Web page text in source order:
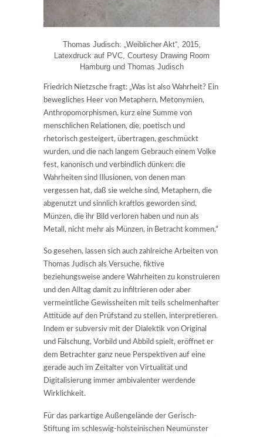
Thomas Judisch: „Weiblicher Akt“, 2015,
Latexdruck auf PVC, Courtesy Drawing Room
Hamburg und Thomas Judisch
Friedrich Nietzsche fragt: „Was ist also Wahrheit? Ein
bewegliches Heer von Metaphern, Metonymien,
Anthropomorphismen, kurz eine Summe von
menschlichen Relationen, die, poetisch und
rhetorisch gesteigert, übertragen, geschmückt
wurden, und die nach langem Gebrauch einem Volke
fest, kanonisch und verbindlich dünken: die
Wahrheiten sind Illusionen, von denen man
vergessen hat, daß sie welche sind, Metaphern, die
abgenutzt und sinnlich kraftlos geworden sind,
Münzen, die ihr Bild verloren haben und nun als
Metall, nicht mehr als Münzen, in Betracht kommen.“
So gesehen, lassen sich auch zahlreiche Arbeiten von
Thomas Judisch als Versuche, fiktive
beziehungsweise andere Wahrheiten zu konstruieren
und den Alltag damit zu infiltrieren oder aber
vermeintliche Gewissheiten mit teils schelmenhafter
Attitüde auf den Prüfstand zu stellen, interpretieren.
Indem er subversiv mit der Dialektik von Original
und Fälschung, Vorbild und Abbild spielt, eröffnet er
dem Betrachter ganz neue Perspektiven auf eine
gerade auch im Zeitalter von Virtualität und
Digitalisierung immer ambivalenter werdende
Wirklichkeit.
Für das parkartige Außengelände der Gerisch-
Stiftung im schleswig-holsteinischen Neumünster